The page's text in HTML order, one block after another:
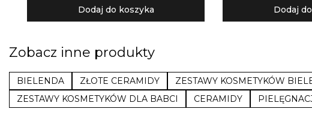
Dodaj do koszyka Dodaj
Zobacz inne produkty
BIELENDA ZŁOTE CERAMIDY ZESTAWY KOSMETYKÓW
ZESTAWY KOSMETYKÓW DLA BABCI
CERAMIDY